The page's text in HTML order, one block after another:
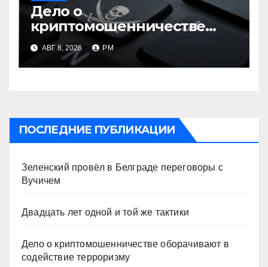
Дело о
криптомошенничестве
оборачивают в содействие
терроризму
АВГ 8, 2026 РМ
ПОСЛЕДНИЕ ПУБЛИКАЦИИ
Зеленский провёл в Белграде переговоры с
Вучичем
Двадцать лет одной и той же тактики
Дело о криптомошенничестве оборачивают в
содействие терроризму